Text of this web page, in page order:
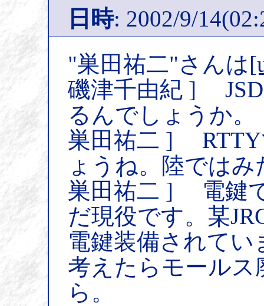
日時: 2002/9/
"巣田祐二"さんは
磯津千由紀 ]
るんでしょうか。
巣田祐二 ] RTTY
ょうね。陸では
巣田祐二 ] 電鍵
だ現役です。某
電鍵装備されて
考えたらモールス
ら。